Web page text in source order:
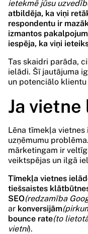
ietekmē jūsu
atbildēja, ka viņi
respondentu ir
izmantos
iespēja, ka viņi
Tas skaidri parāda,
ielādi. Šī jautājuma
un potenciālo klientu
Ja
Lēna tīmekļa
uzņēmumu
mārketingam ir
veiktspējas un ilgā
Tīmekļa vietnes
tiešsaistes
SEO(redzamība
ar konversijām
bounce rate(to
vietni).